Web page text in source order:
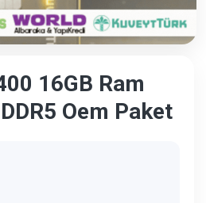
16GB Ram
Oem Paket